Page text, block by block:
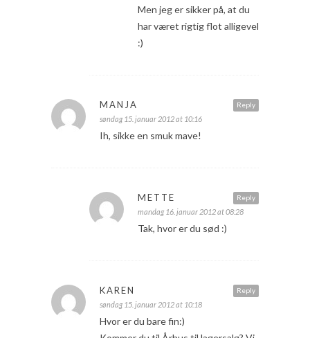
Men jeg er sikker på, at du
har været rigtig flot alligevel
:)
Reply
MANJA
søndag 15. januar 2012 at 10:16
Ih, sikke en smuk mave!
Reply
METTE
mandag 16. januar 2012 at 08:28
Tak, hvor er du sød :)
Reply
KAREN
søndag 15. januar 2012 at 10:18
Hvor er du bare fin:)